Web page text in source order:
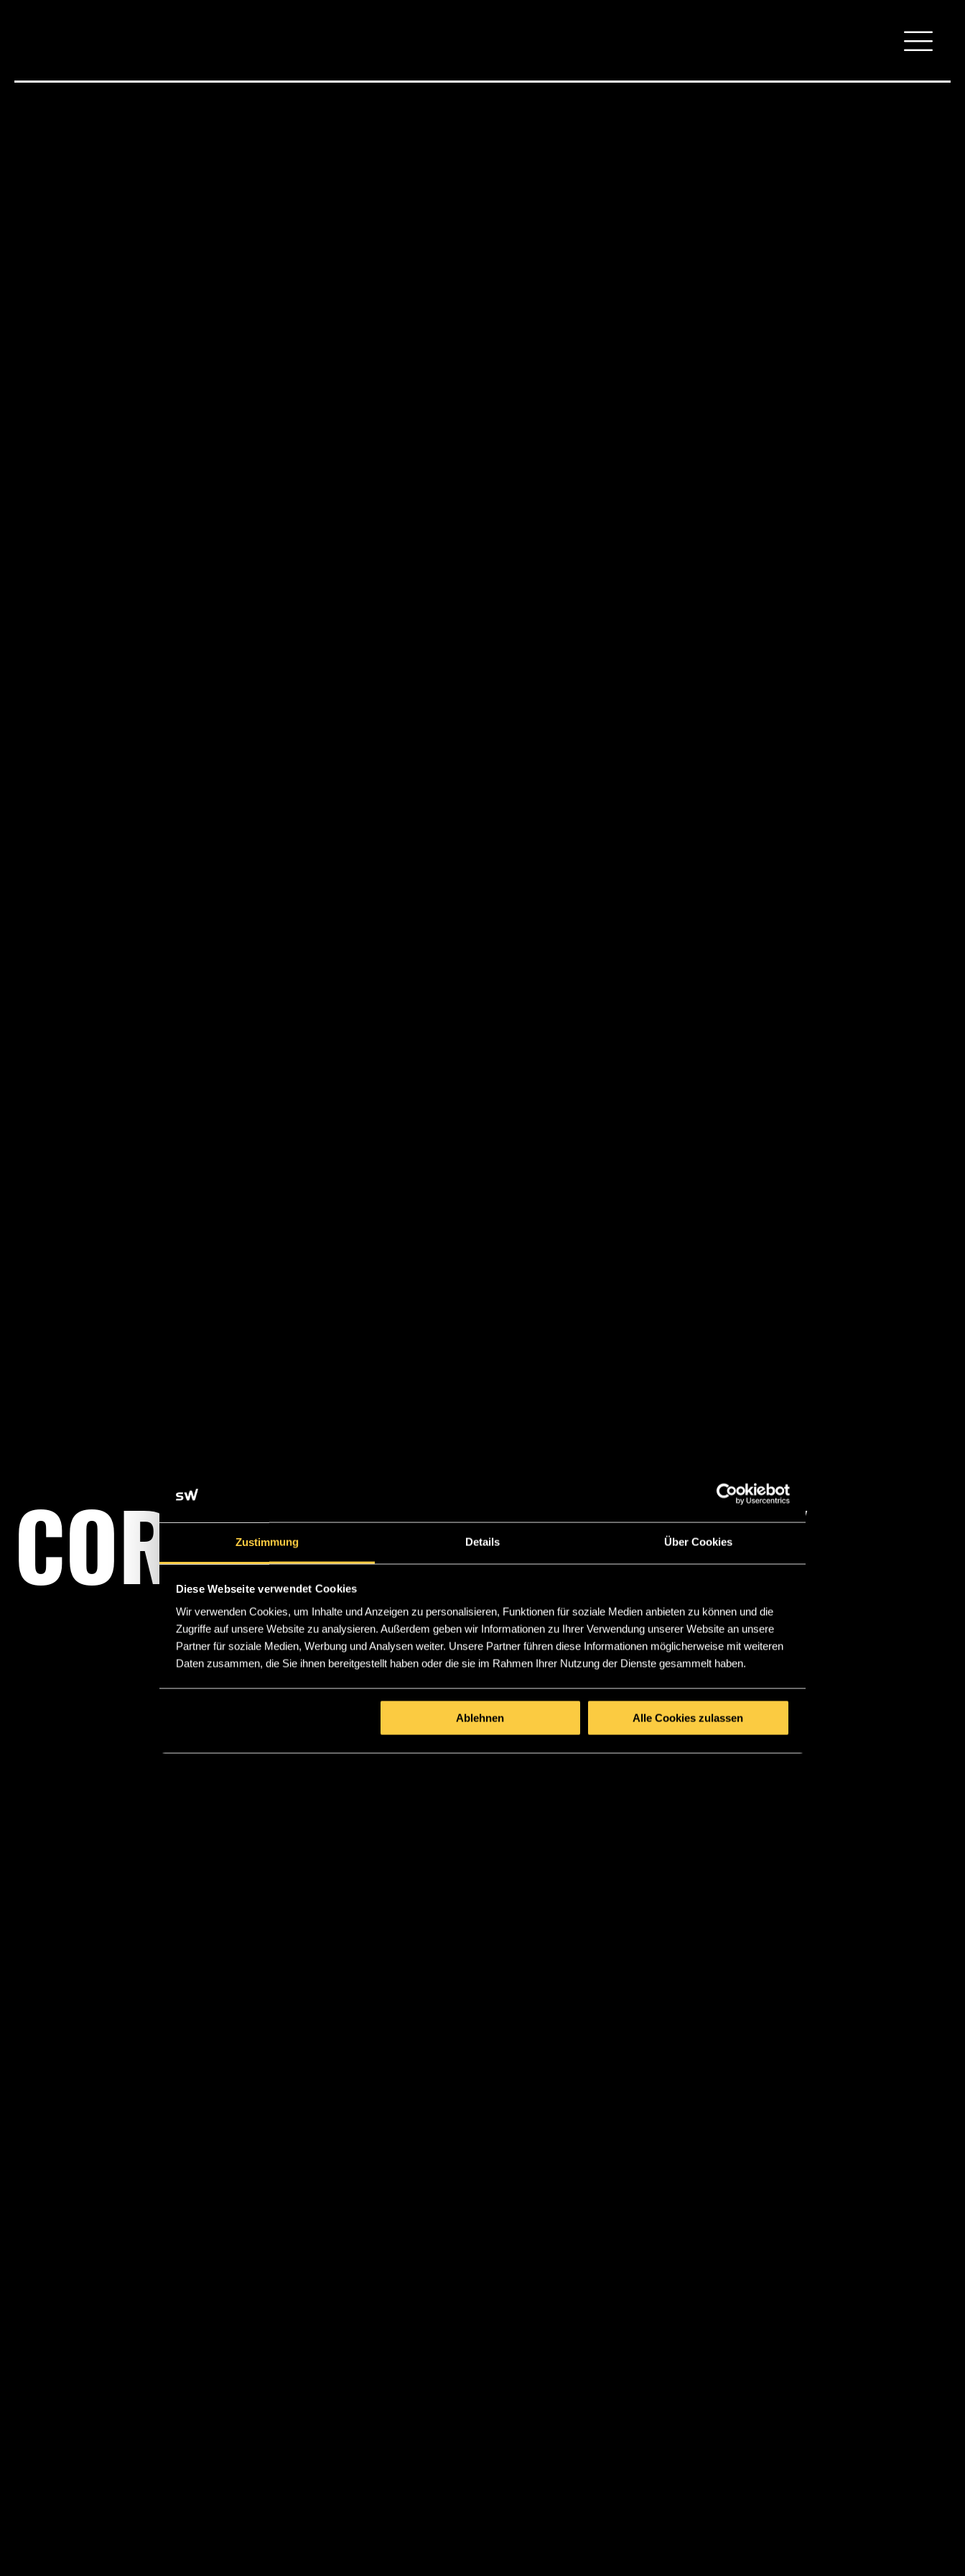
Zustimmung Details Über Cookies
Diese Webseite verwendet Cookies
Wir verwenden Cookies, um Inhalte und Anzeigen zu personalisieren, Funktionen für soziale Medien anbieten zu können und die
Zugriffe auf unsere Website zu analysieren. Außerdem geben wir Informationen zu Ihrer Verwendung unserer Website an unsere
Partner für soziale Medien, Werbung und Analysen weiter. Unsere Partner führen diese Informationen möglicherweise mit weiteren
Daten zusammen, die Sie ihnen bereitgestellt haben oder die sie im Rahmen Ihrer Nutzung der Dienste gesammelt haben.
Ablehnen Alle Cookies zulassen
CORPORATE IDENTITY